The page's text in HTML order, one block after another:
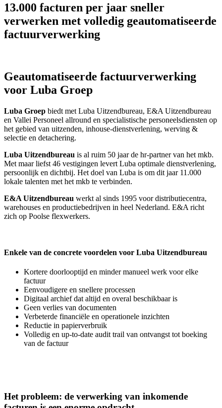
13.000 facturen per jaar sneller
verwerken met volledig geautomatiseerde
factuurverwerking
Geautomatiseerde factuurverwerking
voor Luba Groep
Luba Groep biedt met Luba Uitzendbureau, E&A Uitzendbureau
en Vallei Personeel allround en specialistische personeelsdiensten op
het gebied van uitzenden, inhouse-dienstverlening, werving &
selectie en detachering.
Luba Uitzendbureau is al ruim 50 jaar de hr-partner van het mkb.
Met maar liefst 46 vestigingen levert Luba optimale dienstverlening,
persoonlijk en dichtbij. Het doel van Luba is om dit jaar 11.000
lokale talenten met het mkb te verbinden.
E&A Uitzendbureau werkt al sinds 1995 voor distributiecentra,
warehouses en productiebedrijven in heel Nederland. E&A richt
zich op Poolse flexwerkers.
Enkele van de concrete voordelen voor Luba Uitzendbureau
Kortere doorlooptijd en minder manueel werk voor elke
factuur
Eenvoudigere en snellere processen
Digitaal archief dat altijd en overal beschikbaar is
Geen verlies van documenten
Verbeterde financiële en operationele inzichten
Reductie in papierverbruik
Volledig en up-to-date audit trail van ontvangst tot boeking
van de factuur
Het probleem: de verwerking van inkomende